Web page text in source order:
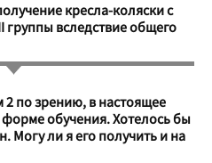
кресла-коляски с
вследствие общего
по зрению, в настоящее
форме обучения. Хотелось бы
Могу ли я его получить и на